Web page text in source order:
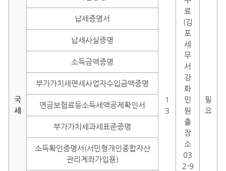
국
세
1
3
료
(김
포
세
무
서
강
화
민
원
출
장
소
03
2-9
필
요
납세증명서
납세사실증명
소득금액증명
부가가치세면세사업자수입금액증명
연금보험료등소득세액공제확인서
부가가치세과세표준증명
소득확인증명서(서민형개인종합자산
관리계좌가입용)